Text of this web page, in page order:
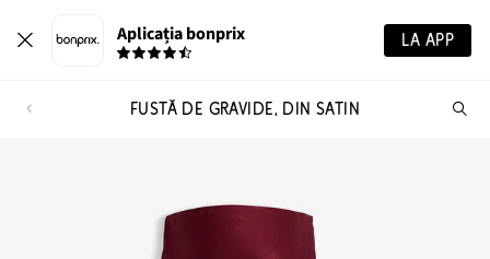
Aplicația bonprix LA APP
FUSTĂ DE GRAVIDE, DIN SATIN